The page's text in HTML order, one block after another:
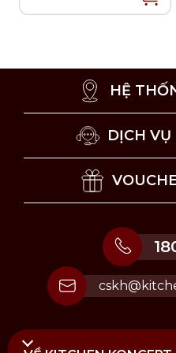
Khuyến khích vệ
HỆ
DỊCH VỤ